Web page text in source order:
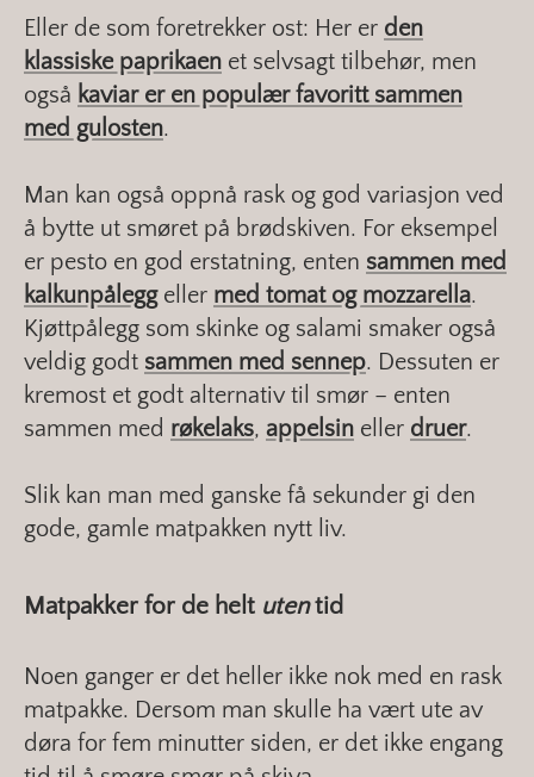
Eller de som foretrekker ost: Her er den
klassiske paprikaen et selvsagt tilbehør, men
også kaviar er en populær favoritt sammen
med gulosten.
Man kan også oppnå rask og god variasjon ved
å bytte ut smøret på brødskiven. For eksempel
er pesto en god erstatning, enten sammen med
kalkunpåleggeller med tomat og mozzarella.
Kjøttpålegg som skinke og salami smaker også
veldig godt sammen med sennep. Dessuten er
kremost et godt alternativ til smør – enten
sammen med røkelaks, appelsin eller druer.
Slik kan man med ganske få sekunder gi den
gode, gamle matpakken nytt liv.
Matpakker for de helt utentid
Noen ganger er det heller ikke nok med en rask
matpakke. Dersom man skulle ha vært ute av
døra for fem minutter siden, er det ikke engang